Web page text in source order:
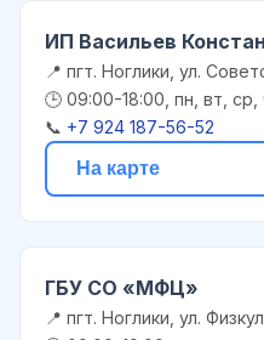
ИП Васильев
📍 пгт. Ноглики, ул.
🕒 09:00-18:00, пн, вт, ср,
📞 +7 924 187-56-52
На карте
ГБУ СО «МФЦ»
📍 пгт. Ноглики, ул.